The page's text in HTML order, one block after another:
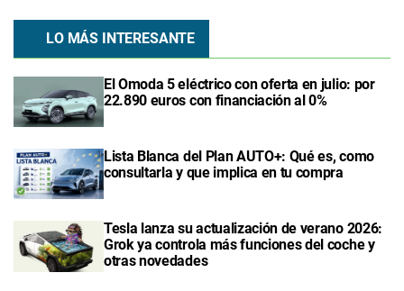
LO MÁS INTERESANTE
El Omoda 5 eléctrico con oferta en julio: por
22.890 euros con financiación al 0%
Lista Blanca del Plan AUTO+: Qué es, como
consultarla y que implica en tu compra
Tesla lanza su actualización de verano 2026:
Grok ya controla más funciones del coche y
otras novedades